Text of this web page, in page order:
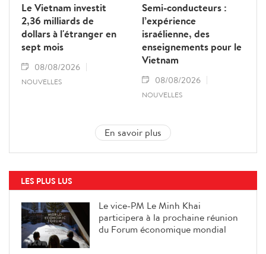
Le Vietnam investit
2,36 milliards de
dollars à l'étranger en
sept mois
08/08/2026
NOUVELLES
Semi-conducteurs :
l’expérience
israélienne, des
enseignements pour le
Vietnam
08/08/2026
NOUVELLES
En savoir plus
LES PLUS LUS
Le vice-PM Le Minh Khai
participera à la prochaine réunion
du Forum économique mondial